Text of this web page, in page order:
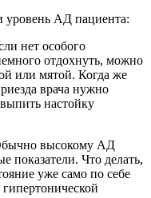
уровень АД пациента:
нет особого
отдохнуть, можно
или мятой. Когда же
врача нужно
настойку
высокому АД
показатели. Что делать,
уже само по себе